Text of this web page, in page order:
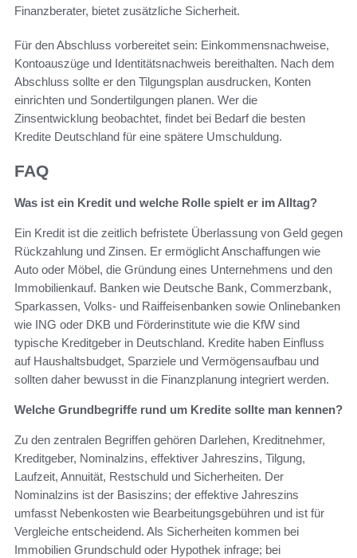
Finanzberater, bietet zusätzliche Sicherheit.
Für den Abschluss vorbereitet sein: Einkommensnachweise,
Kontoauszüge und Identitätsnachweis bereithalten. Nach dem
Abschluss sollte er den Tilgungsplan ausdrucken, Konten
einrichten und Sondertilgungen planen. Wer die
Zinsentwicklung beobachtet, findet bei Bedarf die besten
Kredite Deutschland für eine spätere Umschuldung.
FAQ
Was ist ein Kredit und welche Rolle spielt er im Alltag?
Ein Kredit ist die zeitlich befristete Überlassung von Geld gegen
Rückzahlung und Zinsen. Er ermöglicht Anschaffungen wie
Auto oder Möbel, die Gründung eines Unternehmens und den
Immobilienkauf. Banken wie Deutsche Bank, Commerzbank,
Sparkassen, Volks- und Raiffeisenbanken sowie Onlinebanken
wie ING oder DKB und Förderinstitute wie die KfW sind
typische Kreditgeber in Deutschland. Kredite haben Einfluss
auf Haushaltsbudget, Sparziele und Vermögensaufbau und
sollten daher bewusst in die Finanzplanung integriert werden.
Welche Grundbegriffe rund um Kredite sollte man kennen?
Zu den zentralen Begriffen gehören Darlehen, Kreditnehmer,
Kreditgeber, Nominalzins, effektiver Jahreszins, Tilgung,
Laufzeit, Annuität, Restschuld und Sicherheiten. Der
Nominalzins ist der Basiszins; der effektive Jahreszins
umfasst Nebenkosten wie Bearbeitungsgebühren und ist für
Vergleiche entscheidend. Als Sicherheiten kommen bei
Immobilien Grundschuld oder Hypothek infrage; bei